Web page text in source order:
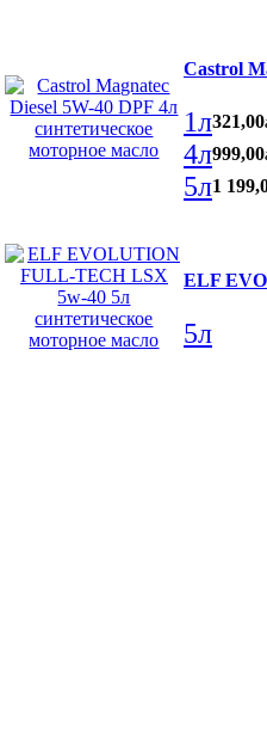
Castrol
1л321,00
4л999,00
5л1 199,
ELF
5л